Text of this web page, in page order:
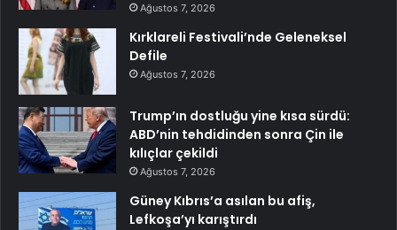
Ağustos 7, 2026
Kırklareli Festivali’nde Geleneksel
Defile
Ağustos 7, 2026
Trump’ın dostluğu yine kısa sürdü:
ABD’nin tehdidinden sonra Çin ile
kılıçlar çekildi
Ağustos 7, 2026
Güney Kıbrıs’a asılan bu afiş,
Lefkoşa’yı karıştırdı